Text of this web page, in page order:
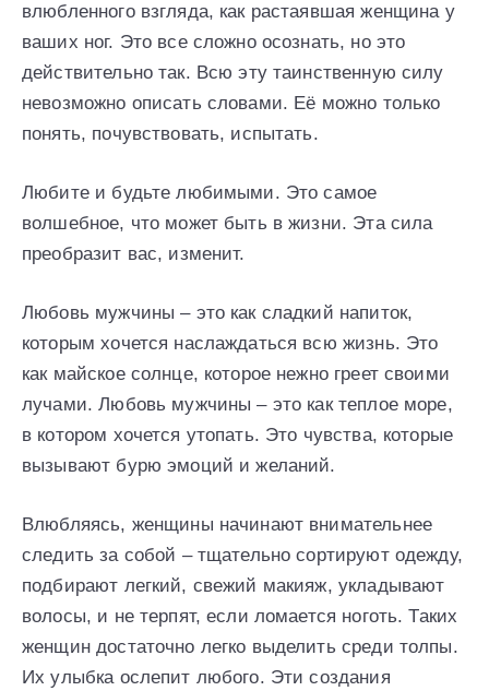
влюбленного взгляда, как растаявшая женщина у
ваших ног. Это все сложно осознать, но это
действительно так. Всю эту таинственную силу
невозможно описать словами. Её можно только
понять, почувствовать, испытать.
Любите и будьте любимыми. Это самое
волшебное, что может быть в жизни. Эта сила
преобразит вас, изменит.
Любовь мужчины – это как сладкий напиток,
которым хочется наслаждаться всю жизнь. Это
как майское солнце, которое нежно греет своими
лучами. Любовь мужчины – это как теплое море,
в котором хочется утопать. Это чувства, которые
вызывают бурю эмоций и желаний.
Влюбляясь, женщины начинают внимательнее
следить за собой – тщательно сортируют одежду,
подбирают легкий, свежий макияж, укладывают
волосы, и не терпят, если ломается ноготь. Таких
женщин достаточно легко выделить среди толпы.
Их улыбка ослепит любого. Эти создания